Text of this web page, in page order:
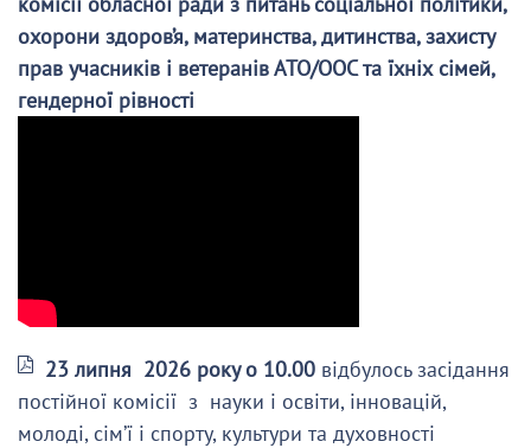
охорони здоров’я, материнства, дитинства, захисту
прав учасників і ветеранів АТО/ООС та їхніх сімей,
гендерної рівності
23 липня 2026 року о 10.00 відбулось засідання
постійної комісії з науки і освіти, інновацій,
молоді, сім’ї і спорту, культури та духовності